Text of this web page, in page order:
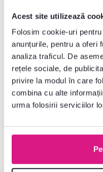
Acest site utilizează
Folosim cookie-uri
anunțurile, pentru a oferi
analiza traficul. De
rețele sociale, de
privire la modul în care
combina cu alte
urma folosirii serviciilor
Dacă aveți suficient spațiu pe
unui jacuzzi. Jacuzzi-ul este
loc de muncă stresant sau
obositoare. Amplasați jacuzzi-
nu uitați să adăugați și
fluctuațiile
vecinilor.